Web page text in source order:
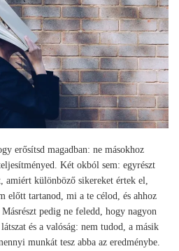
erősítsd magadban: ne másokhoz
Két okból sem: egyrészt
amiért különböző sikereket értek el,
előtt tartanod, mi a te célod, és ahhoz
pedig ne feledd, hogy nagyon
és a valóság: nem tudod, a másik
munkát tesz abba az eredménybe.